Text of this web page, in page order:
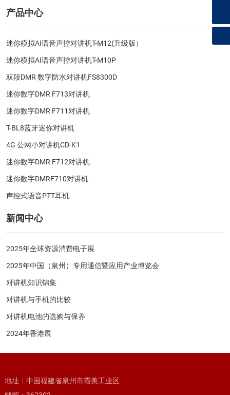
产品中心
迷你模拟AI语音声控对讲机T-M12(升级版）
迷你模拟AI语音声控对讲机T-M10P
双段DMR 数字防水对讲机FS8300D
迷你数字DMR F713对讲机
迷你数字DMR F711对讲机
T-BL8蓝牙迷你对讲机
4G 公网小对讲机CD-K1
迷你数字DMR F712对讲机
迷你数字DMRF710对讲机
声控式语音PTT耳机
新闻中心
2025年全球资源消费电子展
2025年中国（泉州）专用通信暨应用产业博览会
对讲机知识锦集
对讲机与手机的比较
对讲机电池的选购与保养
2024年香港展
地址：中国福建省泉州市霞美工业区